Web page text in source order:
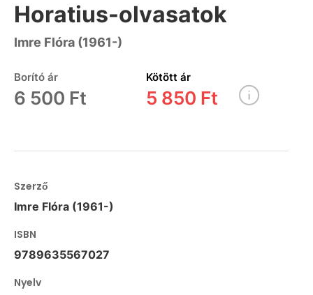
Horatius-olvasatok
Imre Flóra (1961-)
Borító ár
6 500 Ft
Kötött ár
5 850 Ft
Szerző
Imre Flóra (1961-)
ISBN
9789635567027
Nyelv